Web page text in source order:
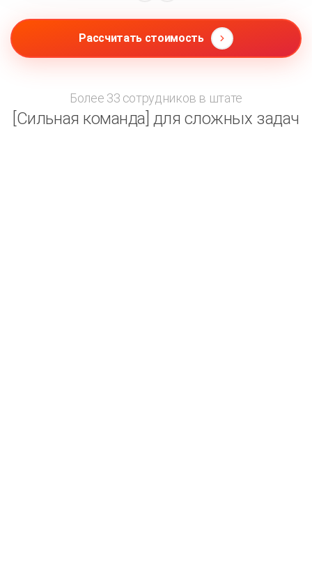
Рассчитать стоимость
Более 33 сотрудников в штате
[Сильная команда] для сложных задач